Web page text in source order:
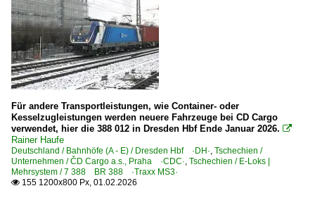
Für andere Transportleistungen, wie Container- oder
Kesselzugleistungen werden neuere Fahrzeuge bei CD Cargo
verwendet, hier die 388 012 in Dresden Hbf Ende Januar 2026. 
Rainer Haufe
Deutschland / Bahnhöfe (A - E) / Dresden Hbf ·DH·, Tschechien /
Unternehmen / ČD Cargo a.s., Praha ·CDC·, Tschechien / E-Loks |
Mehrsystem / 7 388 BR 388 ·Traxx MS3·
 155 1200x800 Px, 01.02.2026